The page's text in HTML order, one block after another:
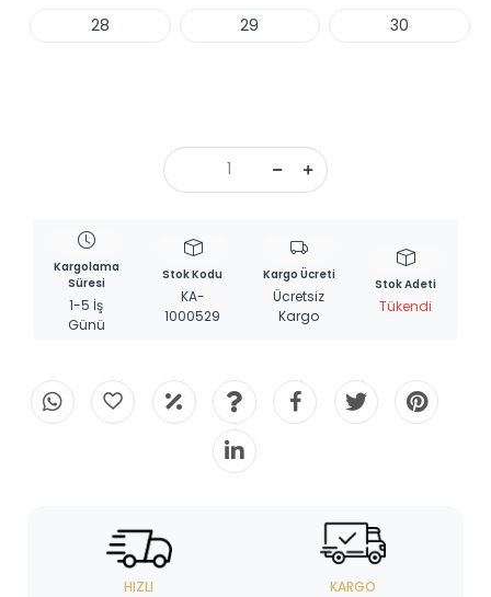
28 29 30
Kargolama
Süresi
1-5 İş
Günü
Stok Kodu
KA-
1000529
Kargo Ücreti
Ücretsiz
Kargo
Stok Adeti
Tükendi
HIZLI
KARGO